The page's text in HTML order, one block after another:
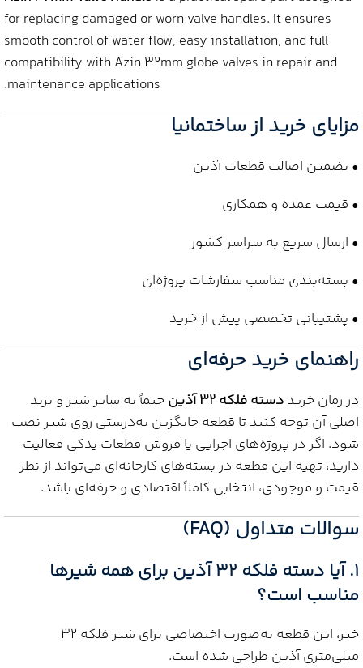
for replacing damaged or worn valve handles. It ensures
smooth control of water flow, easy installation, and full
compatibility with Azin 32mm globe valves in repair and
maintenance applications.
مزایای خرید از ساختمانیا
• تضمین اصالت قطعات آذین
• قیمت عمده و همکاری
• ارسال سریع به سراسر کشور
• بسته‌بندی مناسب سفارشات پروژه‌ای
• پشتیبانی تخصصی پیش از خرید
راهنمای خرید حرفه‌ای
در زمان خریددسته فلکه 32 آذین
حتماً به سایز شیر و برند
اصلی آن توجه کنید تا قطعه جایگزین به‌درستی روی شیر نصب
شود. اگر در پروژه‌های اجرایی یا فروش قطعات یدکی فعالیت
دارید، تهیه این قطعه در بسته‌های کارخانه‌ای می‌تواند از نظر
قیمت و موجودی، انتخابی کاملاً اقتصادی و حرفه‌ای باشد.
سوالات متداول (FAQ)
1. آیا دسته فلکه 32 آذین
برای همه شیرها
مناسب است؟
خیر، این قطعه به‌صورت اختصاصی برای شیر فلکه 32
میلی‌متری آذین طراحی شده است.